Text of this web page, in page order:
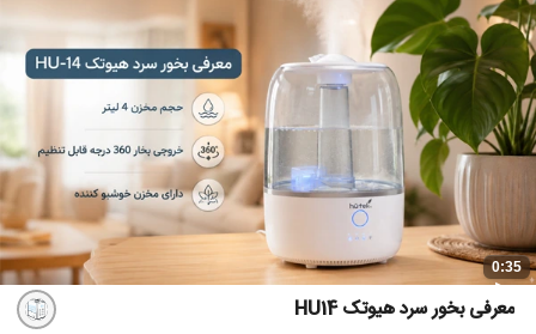
0:35
معرفی بخور سرد هیوتک HU14